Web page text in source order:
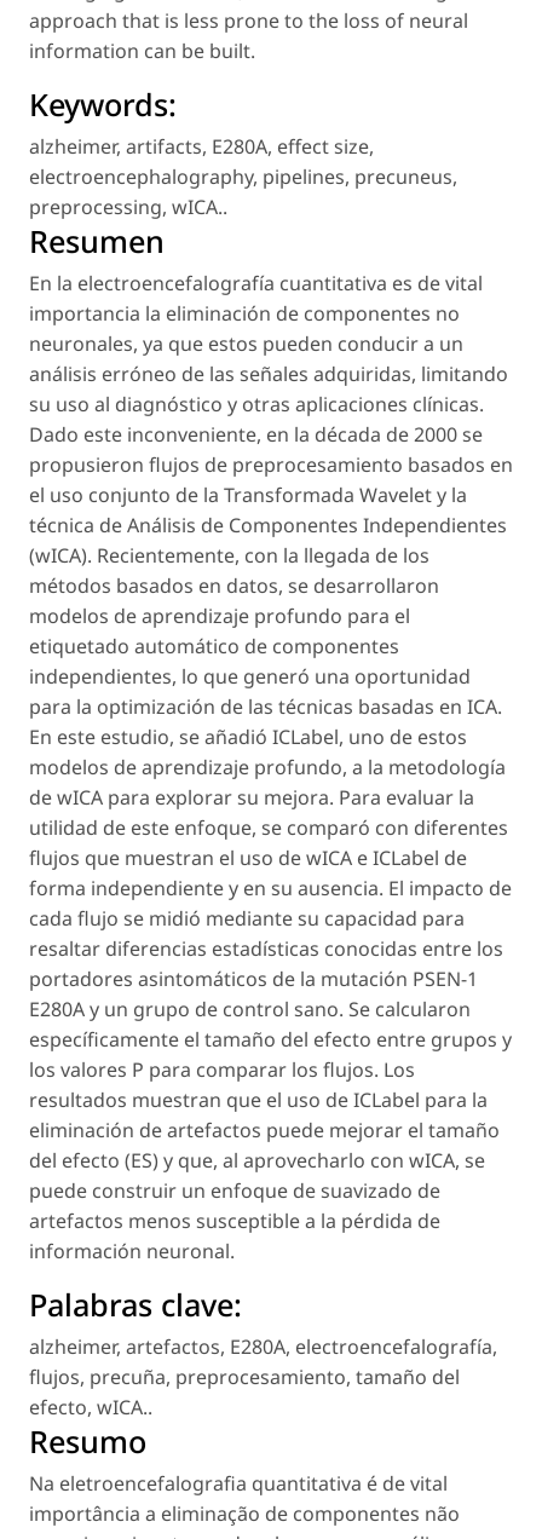
approach that is less prone to the loss of neural
information can be built.
Keywords:
alzheimer, artifacts, E280A, effect size,
electroencephalography, pipelines, precuneus,
preprocessing, wICA..
Resumen
En la electroencefalografía cuantitativa es de vital
importancia la eliminación de componentes no
neuronales, ya que estos pueden conducir a un
análisis erróneo de las señales adquiridas, limitando
su uso al diagnóstico y otras aplicaciones clínicas.
Dado este inconveniente, en la década de 2000 se
propusieron flujos de preprocesamiento basados ​​en
el uso conjunto de la Transformada Wavelet y la
técnica de Análisis de Componentes Independientes
(wICA). Recientemente, con la llegada de los
métodos basados en datos, se desarrollaron
modelos de aprendizaje profundo para el
etiquetado automático de componentes
independientes, lo que generó una oportunidad
para la optimización de las técnicas basadas en ICA.
En este estudio, se añadió ICLabel, uno de estos
modelos de aprendizaje profundo, a la metodología
de wICA para explorar su mejora. Para evaluar la
utilidad de este enfoque, se comparó con diferentes
flujos que muestran el uso de wICA e ICLabel de
forma independiente y en su ausencia. El impacto de
cada flujo se midió mediante su capacidad para
resaltar diferencias estadísticas conocidas entre los
portadores asintomáticos de la mutación PSEN-1
E280A y un grupo de control sano. Se calcularon
específicamente el tamaño del efecto entre grupos y
los valores P para comparar los flujos. Los
resultados muestran que el uso de ICLabel para la
eliminación de artefactos puede mejorar el tamaño
del efecto (ES) y que, al aprovecharlo con wICA, se
puede construir un enfoque de suavizado de
artefactos menos susceptible a la pérdida de
información neuronal.
Palabras clave:
alzheimer, artefactos, E280A, electroencefalografía,
flujos, precuña, preprocesamiento, tamaño del
efecto, wICA..
Resumo
Na eletroencefalografia quantitativa é de vital
importância a eliminação de componentes não